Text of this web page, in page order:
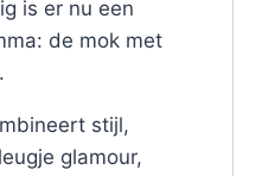
is er nu een
de mok met
stijl,
glamour,